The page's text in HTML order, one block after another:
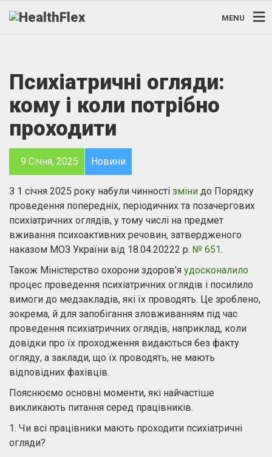
MENU
Психіатричні огляди:
кому і коли потрібно
проходити
9 Січня, 2025 Новини
З 1 січня 2025 року набули чинності зміни до Порядку
проведення попередніх, періодичних та позачергових
психіатричних оглядів, у тому числі на предмет
вживання психоактивних речовин, затвердженого
наказом МОЗ України від 18.04.20222 р. № 651.
Також Міністерство охорони здоров’я удосконалило
процес проведення психіатричних оглядів і посилило
вимоги до медзакладів, які їх проводять. Це зроблено,
зокрема, й для запобігання зловживанням під час
проведення психіатричних оглядів, наприклад, коли
довідки про їх проходження видаються без факту
огляду, а заклади, що їх проводять, не мають
відповідних фахівців.
Пояснюємо основні моменти, які найчастіше
викликають питання серед працівників.
1. Чи всі працівники мають проходити психіатричні
огляди?